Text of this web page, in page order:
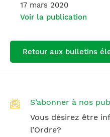
17 mars 2020
Voir la publication
Retour aux bulletins
S’abonner à nos
Vous désirez être
l’Ordre?